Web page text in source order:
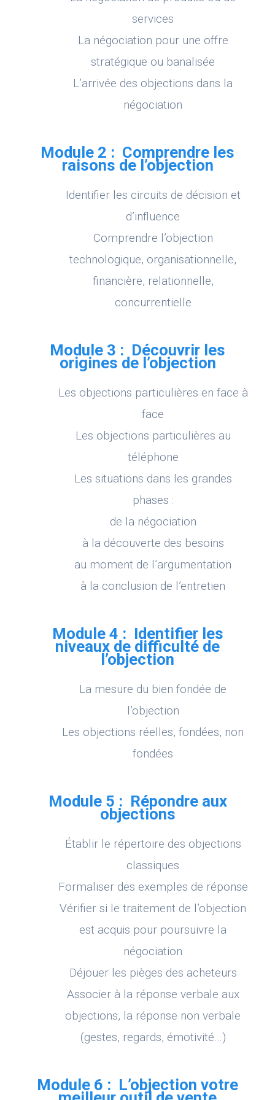
services
La négociation pour une offre
stratégique ou banalisée
L’arrivée des objections dans la
négociation
Module 2 : Comprendre les
raisons de l’objection
Identifier les circuits de décision et
d’influence
Comprendre l’objection
technologique, organisationnelle,
financière, relationnelle,
concurrentielle
Module 3 : Découvrir les
origines de l’objection
Les objections particulières en face à
face
Les objections particulières au
téléphone
Les situations dans les grandes
phases :
de la négociation
à la découverte des besoins
au moment de l’argumentation
à la conclusion de l’entretien
Module 4 : Identifier les
niveaux de difficulté de
l’objection
La mesure du bien fondée de
l’objection
Les objections réelles, fondées, non
fondées
Module 5 : Répondre aux
objections
Établir le répertoire des objections
classiques
Formaliser des exemples de réponse
Vérifier si le traitement de l’objection
est acquis pour poursuivre la
négociation
Déjouer les pièges des acheteurs
Associer à la réponse verbale aux
objections, la réponse non verbale
(gestes, regards, émotivité…)
Module 6 : L’objection votre